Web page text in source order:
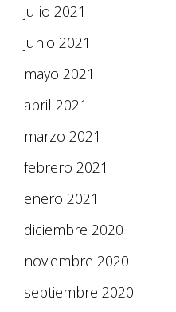
julio 2021
junio 2021
mayo 2021
abril 2021
marzo 2021
febrero 2021
enero 2021
diciembre 2020
noviembre 2020
septiembre 2020